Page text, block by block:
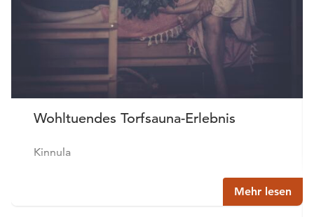
Wohltuendes Torfsauna-Erlebnis
Kinnula
Mehr lesen